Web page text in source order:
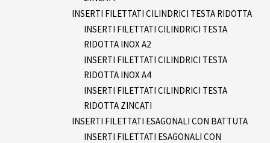
INSERTI FILETTATI CILINDRICI TESTA RIDOTTA
INSERTI FILETTATI CILINDRICI TESTA
RIDOTTA INOX A2
INSERTI FILETTATI CILINDRICI TESTA
RIDOTTA INOX A4
INSERTI FILETTATI CILINDRICI TESTA
RIDOTTA ZINCATI
INSERTI FILETTATI ESAGONALI CON BATTUTA
INSERTI FILETTATI ESAGONALI CON